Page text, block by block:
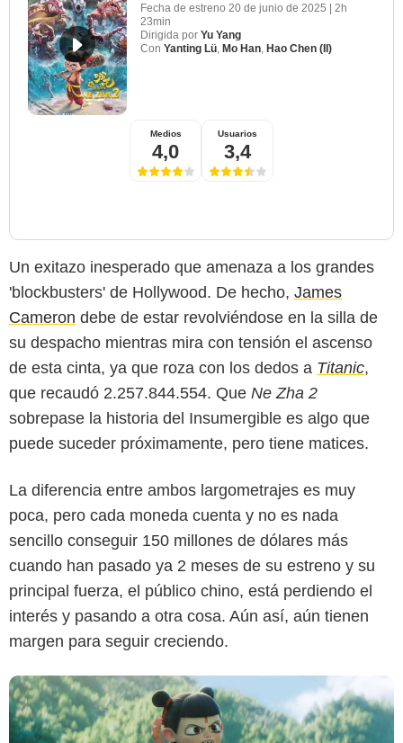
Fecha de estreno 20 de junio de 2025 | 2h
23min
Dirigida por Yu Yang
Con Yanting Lü Mo Han Hao Chen (II)
Medios
4,0
Usuarios
3,4
Un exitazo inesperado que amenaza a los grandes
'blockbusters' de Hollywood. De hecho, James
Cameron debe de estar revolviéndose en la silla de
su despacho mientras mira con tensión el ascenso
de esta cinta, ya que roza con los dedos a Titanic,
que recaudó 2.257.844.554. Que Ne Zha 2
sobrepase la historia del Insumergible es algo que
puede suceder próximamente, pero tiene matices.
La diferencia entre ambos largometrajes es muy
poca, pero cada moneda cuenta y no es nada
sencillo conseguir 150 millones de dólares más
cuando han pasado ya 2 meses de su estreno y su
principal fuerza, el público chino, está perdiendo el
interés y pasando a otra cosa. Aún así, aún tienen
margen para seguir creciendo.